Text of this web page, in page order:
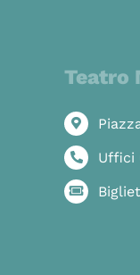
Teatro
Uffici